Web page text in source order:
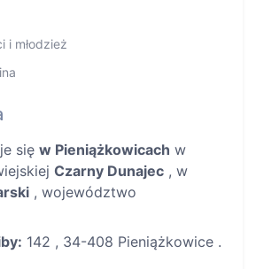
i młodzież
się w Pieniążkowicach w
Czarny Dunajec , w
, województwo
142 , 34-408 Pieniążkowice .